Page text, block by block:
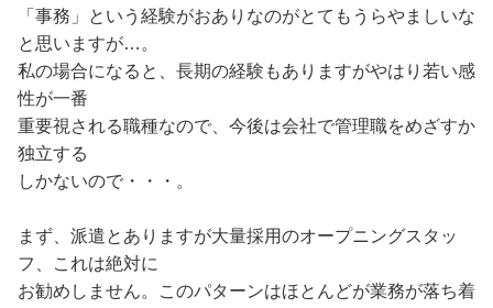
つながる転職活動をしようと考えたのですが、非正規雇用
の仕事に応募しても不
採用になる状況が続いています。
前の会社を失職してから1年ぐらいの間は、多少なりとも
職歴がある事務職で探しま
したが全くダメだったので、30代後半という年齢の事も
考え、事務職ではなく別業
など物流方面での仕事
を探しているのですが、若くない上に職歴がほとんどない
こともあり、やはり厳しい
「事務」という経験がおありなのがとてもうらやましいな
と思いますが…。
私の場合になると、長期の経験もありますがやはり若い感
性が一番
重要視される職種なので、今後は会社で管理職をめざすか
独立する
しかないので・・・。
まず、派遣とありますが大量採用のオープニングスタッ
フ、これは絶対に
お勧めしません。このパターンはほとんどが業務が落ち着